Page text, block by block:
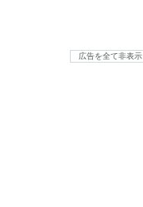
広告を全て非表示